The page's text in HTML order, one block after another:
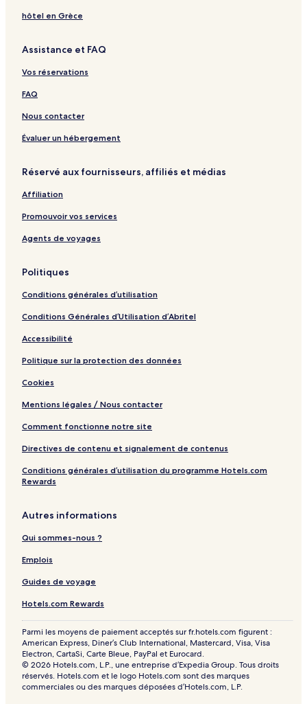
hôtel en Grèce
Assistance et FAQ
Vos réservations
FAQ
Nous contacter
Évaluer un hébergement
Réservé aux fournisseurs, affiliés et médias
Affiliation
Promouvoir vos services
Agents de voyages
Politiques
Conditions générales d’utilisation
Conditions Générales d’Utilisation d’Abritel
Accessibilité
Politique sur la protection des données
Cookies
Mentions légales / Nous contacter
Comment fonctionne notre site
Directives de contenu et signalement de contenus
Conditions générales d’utilisation du programme Hotels.com
Rewards
Autres informations
Qui sommes-nous ?
Emplois
Guides de voyage
Hotels.com Rewards
Parmi les moyens de paiement acceptés sur fr.hotels.com figurent :
American Express, Diner’s Club International, Mastercard, Visa, Visa
Electron, CartaSi, Carte Bleue, PayPal et Eurocard.
© 2026 Hotels.com, L.P., une entreprise d’Expedia Group. Tous droits
réservés. Hotels.com et le logo Hotels.com sont des marques
commerciales ou des marques déposées d’Hotels.com, L.P.